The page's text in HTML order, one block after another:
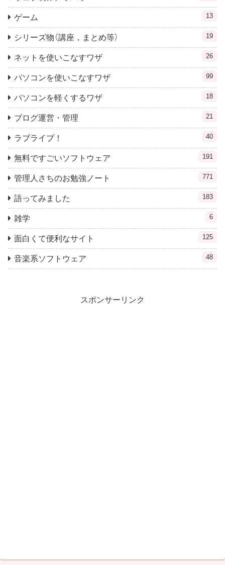
ゲーム 13
シリーズ物（講座，まとめ等） 19
ネットを使いこなすワザ 26
パソコンを使いこなすワザ 99
パソコンを軽くするワザ 18
ブログ運営・管理 21
ラブライブ！ 40
無料ですごいソフトウェア 191
管理人さちのお勉強ノート 771
語ってみました 183
雑学 6
面白くて便利なサイト 125
音楽系ソフトウェア 48
スポンサーリンク